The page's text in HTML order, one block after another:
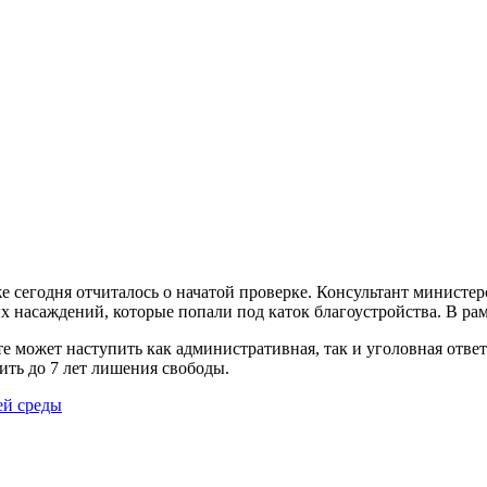
сегодня отчиталось о начатой проверке. Консультант
насаждений, которые попали под каток благоустройства. В
наступить как административная, так и уголовная
до 7 лет лишения свободы.
среды